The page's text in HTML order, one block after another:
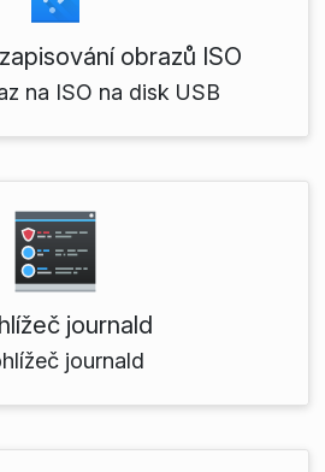
obrazů ISO
na ISO na disk USB
journald
journald